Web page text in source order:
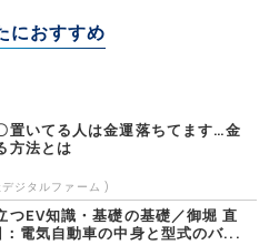
におすすめ
置いてる人は金運落ちてます…金
方法とは
ジタルファーム )
つEV知識・基礎の基礎／御堀 直
電気自動車の中身と型式のバ...